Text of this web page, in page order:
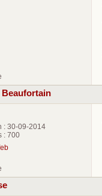
Beaufortain
: 30-09-2014
: 700